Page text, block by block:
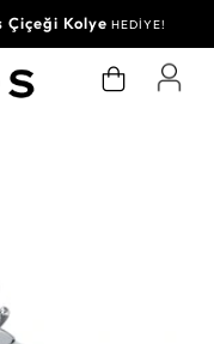
Çiçeği Kolye HEDİYE!